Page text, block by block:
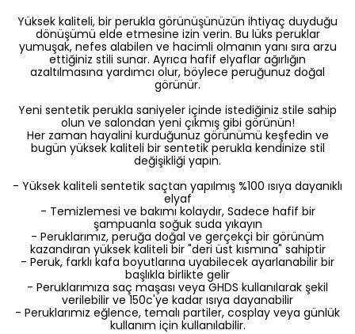
Yüksek kaliteli, bir perukla görünüşünüzün ihtiyaç duyduğu
dönüşümü elde etmesine izin verin. Bu lüks peruklar
yumuşak, nefes alabilen ve hacimli olmanın yanı sıra arzu
ettiğiniz stili sunar. Ayrıca hafif elyaflar ağırlığın
azaltılmasına yardımcı olur, böylece peruğunuz doğal
görünür.
Yeni sentetik perukla saniyeler içinde istediğiniz stile sahip
olun ve salondan yeni çıkmış gibi görünün!
Her zaman hayalini kurduğunuz görünümü keşfedin ve
bugün yüksek kaliteli bir sentetik perukla kendinize stil
değişikliği yapın.
- Yüksek kaliteli sentetik saçtan yapılmış %100 ısıya dayanıklı
elyaf
- Temizlemesi ve bakımı kolaydır, Sadece hafif bir
şampuanla soğuk suda yıkayın
- Peruklarımız, peruğa doğal ve gerçekçi bir görünüm
kazandıran yüksek kaliteli bir "deri üst kısmına" sahiptir
- Peruk, farklı kafa boyutlarına uyabilecek ayarlanabilir bir
başlıkla birlikte gelir
- Peruklarımıza saç maşası veya GHDS kullanılarak şekil
verilebilir ve 150c'ye kadar ısıya dayanabilir
- Peruklarımız eğlence, temalı partiler, cosplay veya günlük
kullanım için kullanılabilir.